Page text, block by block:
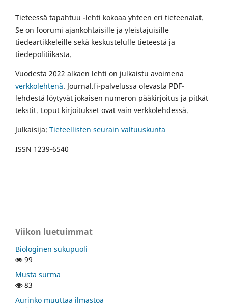
Tieteessä tapahtuu -lehti kokoaa yhteen eri tieteenalat.
Se on foorumi ajankohtaisille ja yleistajuisille
tiedeartikkeleille sekä keskustelulle tieteestä ja
tiedepolitiikasta.
Vuodesta 2022 alkaen lehti on julkaistu avoimena
verkkolehtenä. Journal.fi-palvelussa olevasta PDF-
lehdestä löytyvät jokaisen numeron pääkirjoitus ja pitkät
tekstit. Loput kirjoitukset ovat vain verkkolehdessä.
Julkaisija: Tieteellisten seurain valtuuskunta
ISSN 1239-6540
Viikon luetuimmat
Biologinen sukupuoli
99
Musta surma
83
Aurinko muuttaa ilmastoa